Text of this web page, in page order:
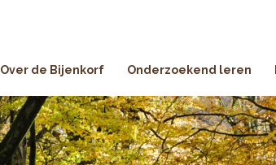
Over de Bijenkorf Onderzoekend leren